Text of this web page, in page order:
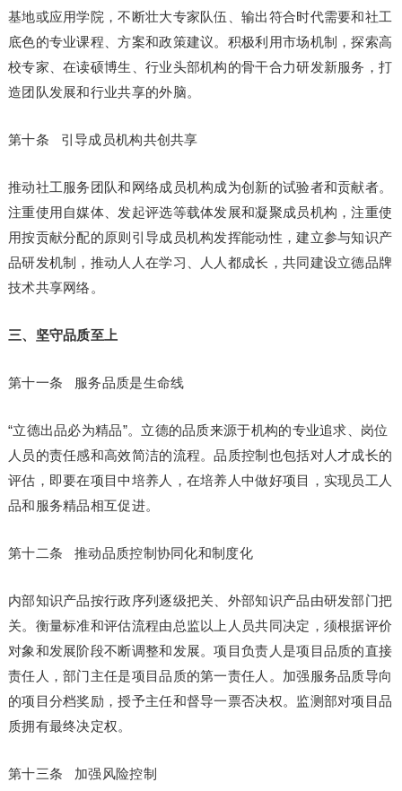
基地或应用学院，不断壮大专家队伍、输出符合时代需要和社工
底色的专业课程、方案和政策建议。积极利用市场机制，探索高
校专家、在读硕博生、行业头部机构的骨干合力研发新服务，打
造团队发展和行业共享的外脑。
第十条 引导成员机构共创共享
推动社工服务团队和网络成员机构成为创新的试验者和贡献者。
注重使用自媒体、发起评选等载体发展和凝聚成员机构，注重使
用按贡献分配的原则引导成员机构发挥能动性，建立参与知识产
品研发机制，推动人人在学习、人人都成长，共同建设立德品牌
技术共享网络。
三、坚守品质至上
第十一条 服务品质是生命线
“立德出品必为精品”。立德的品质来源于机构的专业追求、岗位
人员的责任感和高效简洁的流程。品质控制也包括对人才成长的
评估，即要在项目中培养人，在培养人中做好项目，实现员工人
品和服务精品相互促进。
第十二条 推动品质控制协同化和制度化
内部知识产品按行政序列逐级把关、外部知识产品由研发部门把
关。衡量标准和评估流程由总监以上人员共同决定，须根据评价
对象和发展阶段不断调整和发展。项目负责人是项目品质的直接
责任人，部门主任是项目品质的第一责任人。加强服务品质导向
的项目分档奖励，授予主任和督导一票否决权。监测部对项目品
质拥有最终决定权。
第十三条 加强风险控制